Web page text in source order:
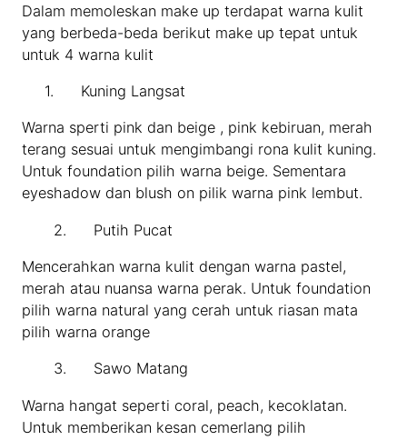
Dalam memoleskan make up terdapat warna kulit
yang berbeda-beda berikut make up tepat untuk
untuk 4 warna kulit
1. Kuning Langsat
Warna sperti pink dan beige , pink kebiruan, merah
terang sesuai untuk mengimbangi rona kulit kuning.
Untuk foundation pilih warna beige. Sementara
eyeshadow dan blush on pilik warna pink lembut.
2. Putih Pucat
Mencerahkan warna kulit dengan warna pastel,
merah atau nuansa warna perak. Untuk foundation
pilih warna natural yang cerah untuk riasan mata
pilih warna orange
3. Sawo Matang
Warna hangat seperti coral, peach, kecoklatan.
Untuk memberikan kesan cemerlang pilih